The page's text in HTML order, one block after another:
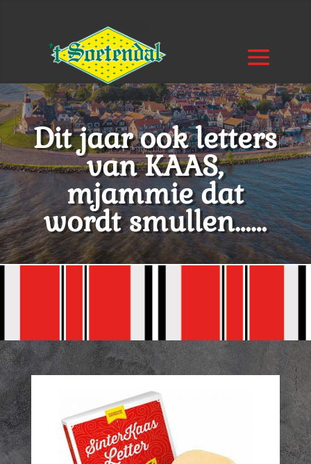
Dit jaar ook letters
van KAAS,
mjammie dat
wordt smullen……